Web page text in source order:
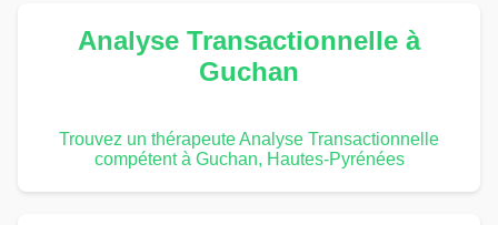
Analyse Transactionnelle à
Guchan
Trouvez un thérapeute Analyse Transactionnelle
compétent à Guchan, Hautes-Pyrénées